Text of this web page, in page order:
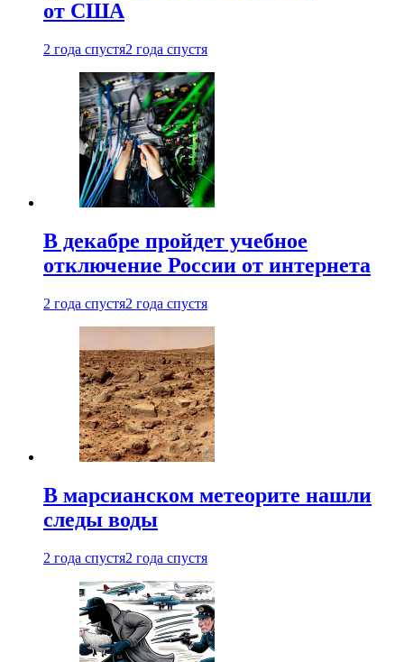
от США
2 года спустя2 года спустя
В декабре пройдет учебное
отключение России от интернета
2 года спустя2 года спустя
В марсианском метеорите нашли
следы воды
2 года спустя2 года спустя